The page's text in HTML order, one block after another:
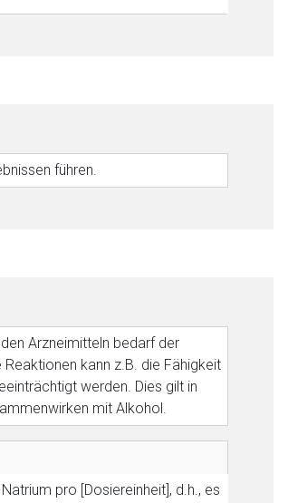
führen.
Arzneimitteln bedarf der
kann z.B. die Fähigkeit
werden. Dies gilt in
mit Alkohol.
pro [Dosiereinheit], d.h., es